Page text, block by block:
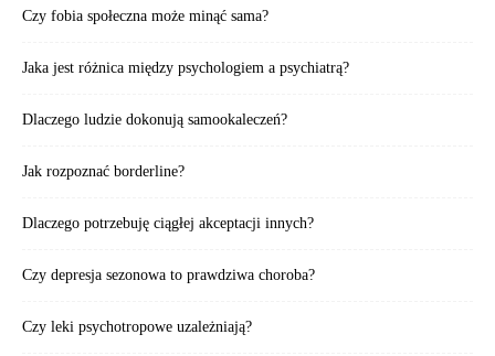
Czy fobia społeczna może minąć sama?
Jaka jest różnica między psychologiem a psychiatrą?
Dlaczego ludzie dokonują samookaleczeń?
Jak rozpoznać borderline?
Dlaczego potrzebuję ciągłej akceptacji innych?
Czy depresja sezonowa to prawdziwa choroba?
Czy leki psychotropowe uzależniają?